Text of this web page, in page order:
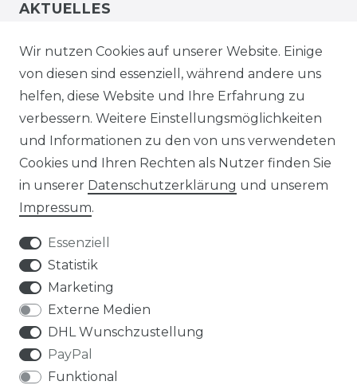
AKTUELLES
STELLENANGEBOTE
NEWSLETTER
Impressum
AGB
Wir nutzen Cookies auf unserer Website. Einige
von diesen sind essenziell, während andere uns
helfen, diese Website und Ihre Erfahrung zu
verbessern. Weitere Einstellungsmöglichkeiten
und Informationen zu den von uns verwendeten
Cookies und Ihren Rechten als Nutzer finden Sie
in unserer Daten­schutz­erklärung und unserem
Impressum.
Essenziell
Statistik
Marketing
Externe Medien
DHL Wunschzustellung
PayPal
Funktional